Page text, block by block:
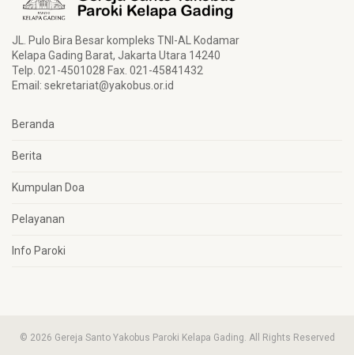
JL. Pulo Bira Besar kompleks TNI-AL Kodamar
Kelapa Gading Barat, Jakarta Utara 14240
Telp. 021-4501028 Fax. 021-45841432
Email: sekretariat@yakobus.or.id
Beranda
Berita
Kumpulan Doa
Pelayanan
Info Paroki
© 2026 Gereja Santo Yakobus Paroki Kelapa Gading. All Rights Reserved